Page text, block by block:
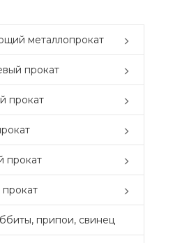
металлопрокат
прокат
прокат
прокат
припои, свинец